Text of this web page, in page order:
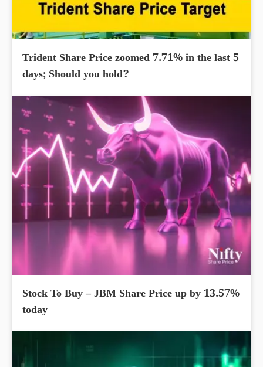
Trident Share Price zoomed 7.71% in the last 5
days; Should you hold?
Stock To Buy – JBM Share Price up by 13.57%
today